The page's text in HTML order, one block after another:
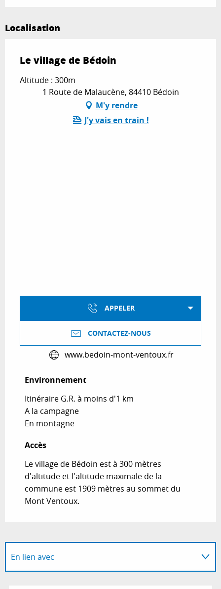
Localisation
Le village de Bédoin
Altitude : 300m
1 Route de Malaucène, 84410 Bédoin
M'y rendre
J'y vais en train !
APPELER
CONTACTEZ-NOUS
www.bedoin-mont-ventoux.fr
Environnement
Environnement
Itinéraire G.R. à moins d'1 km
A la campagne
En montagne
Accès
Accès
Le village de Bédoin est à 300 mètres
d'altitude et l'altitude maximale de la
commune est 1909 mètres au sommet du
Mont Ventoux.
En lien avec